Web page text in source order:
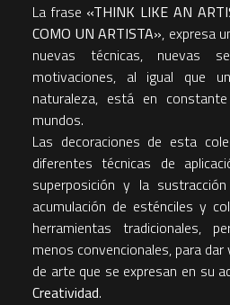
La frase «THINK LIKE AN
COMO UN ARTISTA», expresa
nuevas técnicas, nuevas
motivaciones, al igual que
naturaleza, está en
mundos.
Las decoraciones de esta
diferentes técnicas de
superposición y la
acumulación de esténciles y
herramientas tradicionales,
menos convencionales, para
de arte que se expresan en su
Creatividad.